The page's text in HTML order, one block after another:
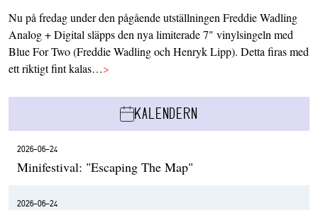
Nu på fredag under den pågående utställningen Freddie Wadling
Analog + Digital släpps den nya limiterade 7" vinylsingeln med
Blue For Two (Freddie Wadling och Henryk Lipp). Detta firas med
ett riktigt fint kalas…>
KALENDERN
2026-06-24
Minifestival: "Escaping The Map"
2026-06-24